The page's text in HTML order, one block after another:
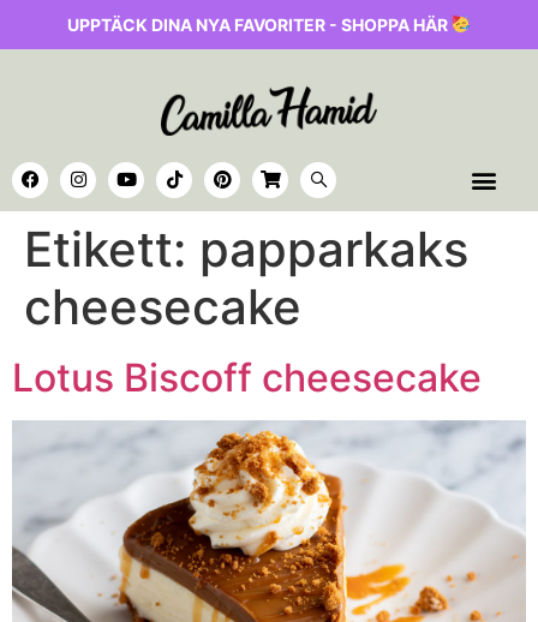
UPPTÄCK DINA NYA FAVORITER - SHOPPA HÄR
Etikett: papparkaks
cheesecake
Lotus Biscoff cheesecake